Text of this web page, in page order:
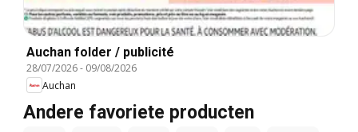
Auchan folder / publicité
28/07/2026- 09/08/2026
Auchan
Andere favoriete producten